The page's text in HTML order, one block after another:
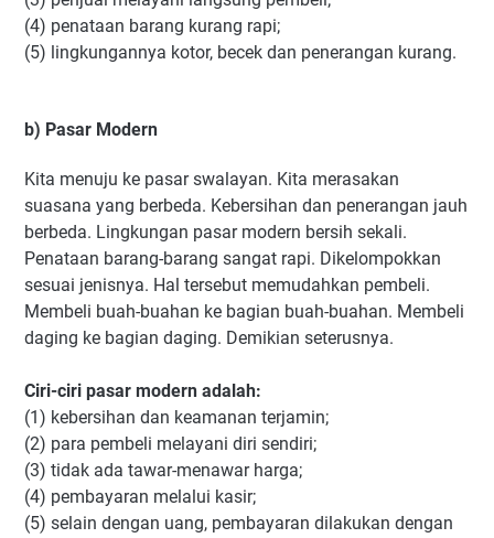
(4) penataan barang kurang rapi;
(5) lingkungannya kotor, becek dan penerangan kurang.
b) Pasar Modern
Kita menuju ke pasar swalayan. Kita merasakan
suasana yang berbeda. Kebersihan dan penerangan jauh
berbeda. Lingkungan pasar modern bersih sekali.
Penataan barang-barang sangat rapi. Dikelompokkan
sesuai jenisnya. Hal tersebut memudahkan pembeli.
Membeli buah-buahan ke bagian buah-buahan. Membeli
daging ke bagian daging. Demikian seterusnya.
Ciri-ciri pasar modern adalah:
(1) kebersihan dan keamanan terjamin;
(2) para pembeli melayani diri sendiri;
(3) tidak ada tawar-menawar harga;
(4) pembayaran melalui kasir;
(5) selain dengan uang, pembayaran dilakukan dengan